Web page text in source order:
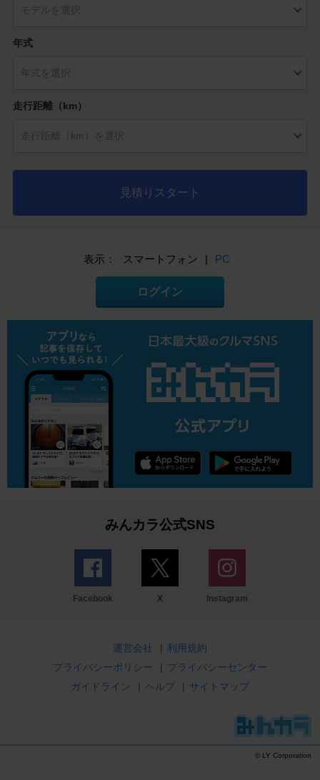
年式
走行距離（km）
見積りスタート
表示： スマートフォン | PC
ログイン
みんカラ公式SNS
Facebook X Instagram
運営会社 | 利用規約
プライバシーポリシー
| プライバシーセンター
ガイドライン
| ヘルプ | サイトマップ
© LY Corporation